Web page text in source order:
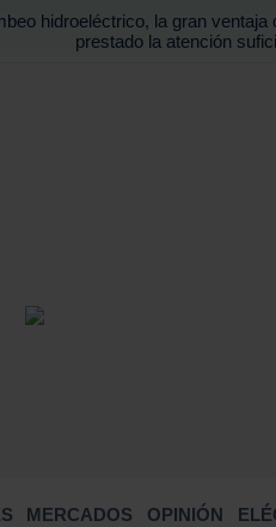
hidroeléctrico, la gran
prestado la atención
MERCADOS OPINIÓN